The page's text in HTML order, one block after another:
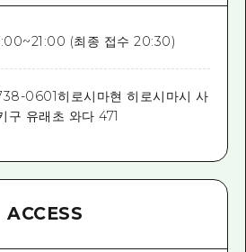
(최종 접수 20:30)
0601히로시마현 히로시마시 사
구 유래초 와다 471
ACCESS